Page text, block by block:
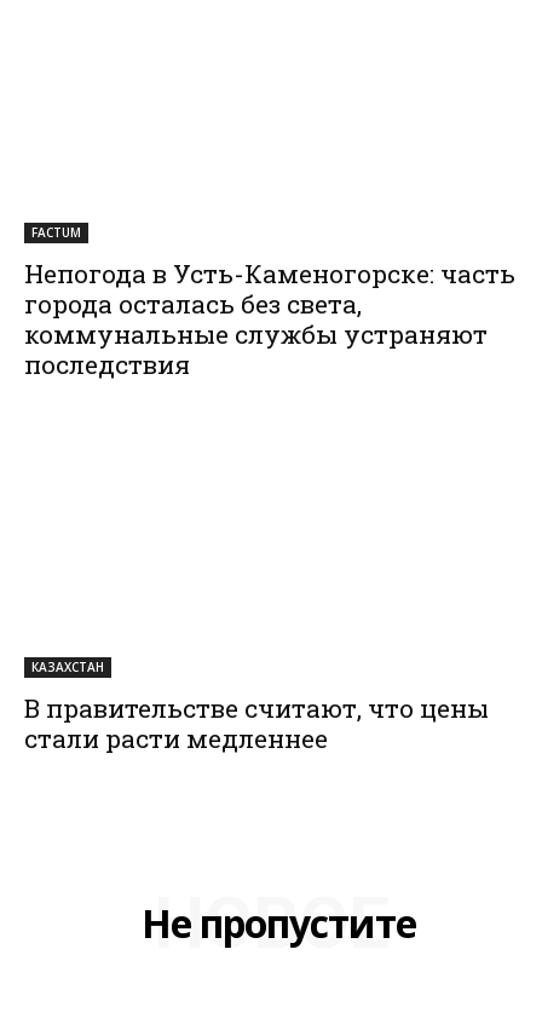
FACTUM
Непогода в Усть-Каменогорске: часть
города осталась без света,
коммунальные службы устраняют
последствия
КАЗАХСТАН
В правительстве считают, что цены
стали расти медленнее
Не пропустите
НОВОЕ